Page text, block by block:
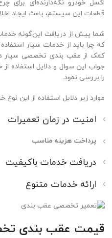
اکسل خودرو نگه‌دارنده‌ای برای
قطعات این سیستم، باعث ایجاد
شما پیش از دریافت این‌گونه
که چرا باید از خدمات سیار
کمک از عقب‌ بندی تخصصی سیار
جواب این سوال و دلایل استفاده
را بررسی نمود.
موارد زیر دلایل استفاده از این
امنیت در زمان تعمیرات
پرداخت هزینه مناسب
دریافت خدمات باکیفیت
ارائه خدمات متنوع
قیمت عقب‌ بندی